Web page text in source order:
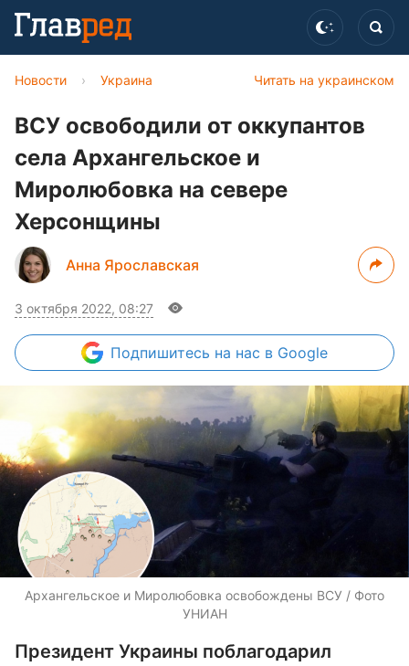
Читать на украинском
Новости › Украина
ВСУ освободили от оккупантов
села Архангельское и
Миролюбовка на севере
Херсонщины
Анна Ярославская
3 октября 2022, 08:27
Подпишитесь на нас в Google
Архангельское и Миролюбовка освобождены ВСУ / Фото
УНИАН
Президент Украины поблагодарил